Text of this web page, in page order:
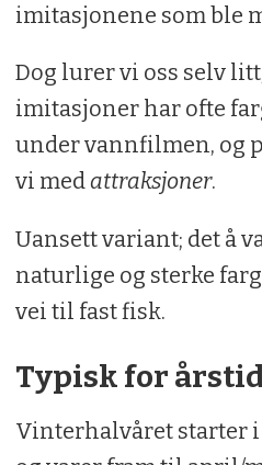
imitasjonene som ble
Dog lurer vi oss selv
imitasjoner har ofte
under vannfilmen, og
vi medattraksjoner.
Uansett variant; det å
naturlige og sterke
vei til fast fisk.
Typisk for
Vinterhalvåret starter